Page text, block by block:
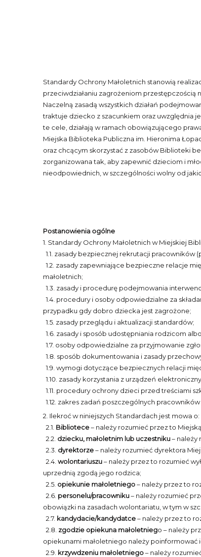
Standardy Ochrony Małoletnich stanowią
przeciwdziałaniu zagrożeniom przestępczością
Naczelną zasadą wszystkich działań
traktuje dziecko z szacunkiem oraz uwzględnia
te cele, działają w ramach obowiązującego
Miejska Biblioteka Publiczna im. Hieronima
oraz chcącym skorzystać z zasobów Biblioteki
zorganizowana tak, aby zapewnić dzieciom i
nieodpowiednich, w szczególności wolny od
Postanowienia ogólne
1. Standardy Ochrony Małoletnich w Miejskiej
1.1. zasady bezpiecznej rekrutacji pracowników
1.2. zasady zapewniające bezpieczne relacje
małoletnich;
1.3. zasady i procedurę podejmowania
1.4. procedury i osoby odpowiedzialne za
przypadku gdy dobro dziecka jest zagrożone;
1.5. zasady przeglądu i aktualizacji standardów;
1.6. zasady i sposób udostępniania rodzicom
1.7. osoby odpowiedzialne za przyjmowanie
1.8. sposób dokumentowania i zasady
1.9. wymogi dotyczące bezpiecznych relacji
1.10. zasady korzystania z urządzeń
1.11. procedury ochrony dzieci przed treściami
1.12. zakres zadań poszczególnych
2. Ilekroć w niniejszych Standardach jest mowa o:
2.1. Bibliotece– należy rozumieć przez to
2.2. dziecku, małoletnim lub uczestniku– należy
2.3. dyrektorze– należy rozumieć dyrektora
2.4. wolontariuszu– należy przez to rozumieć
uprzednią zgodą jego rodzica;
2.5. opiekunie małoletniego– należy przez to
2.6. personelu/pracowniku– należy rozumieć
obowiązki na zasadach wolontariatu, w tym w
2.7. kandydacie/kandydatce– należy przez to
2.8. zgodzie opiekuna małoletniego – należy
opiekunami małoletniego należy poinformować
2.9. krzywdzeniu małoletniego– należy